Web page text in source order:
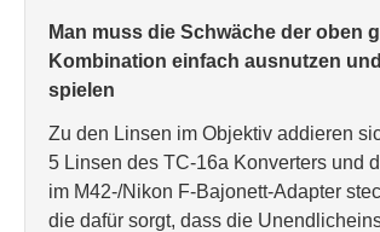
Man muss die Schwäche der oben
Kombination einfach ausnutzen
spielen
Zu den Linsen im Objektiv addieren
5 Linsen des TC-16a Konverters und
im M42-/Nikon F-Bajonett-Adapter
die dafür sorgt, dass die